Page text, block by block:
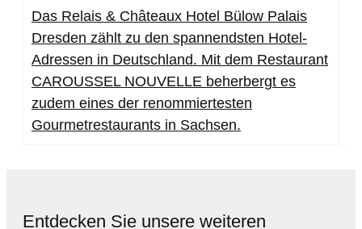
Das Relais & Châteaux Hotel Bülow Palais
Dresden zählt zu den spannendsten Hotel-
Adressen in Deutschland. Mit dem Restaurant
CAROUSSEL NOUVELLE beherbergt es
zudem eines der renommiertesten
Gourmetrestaurants in Sachsen.
Entdecken Sie unsere weiteren